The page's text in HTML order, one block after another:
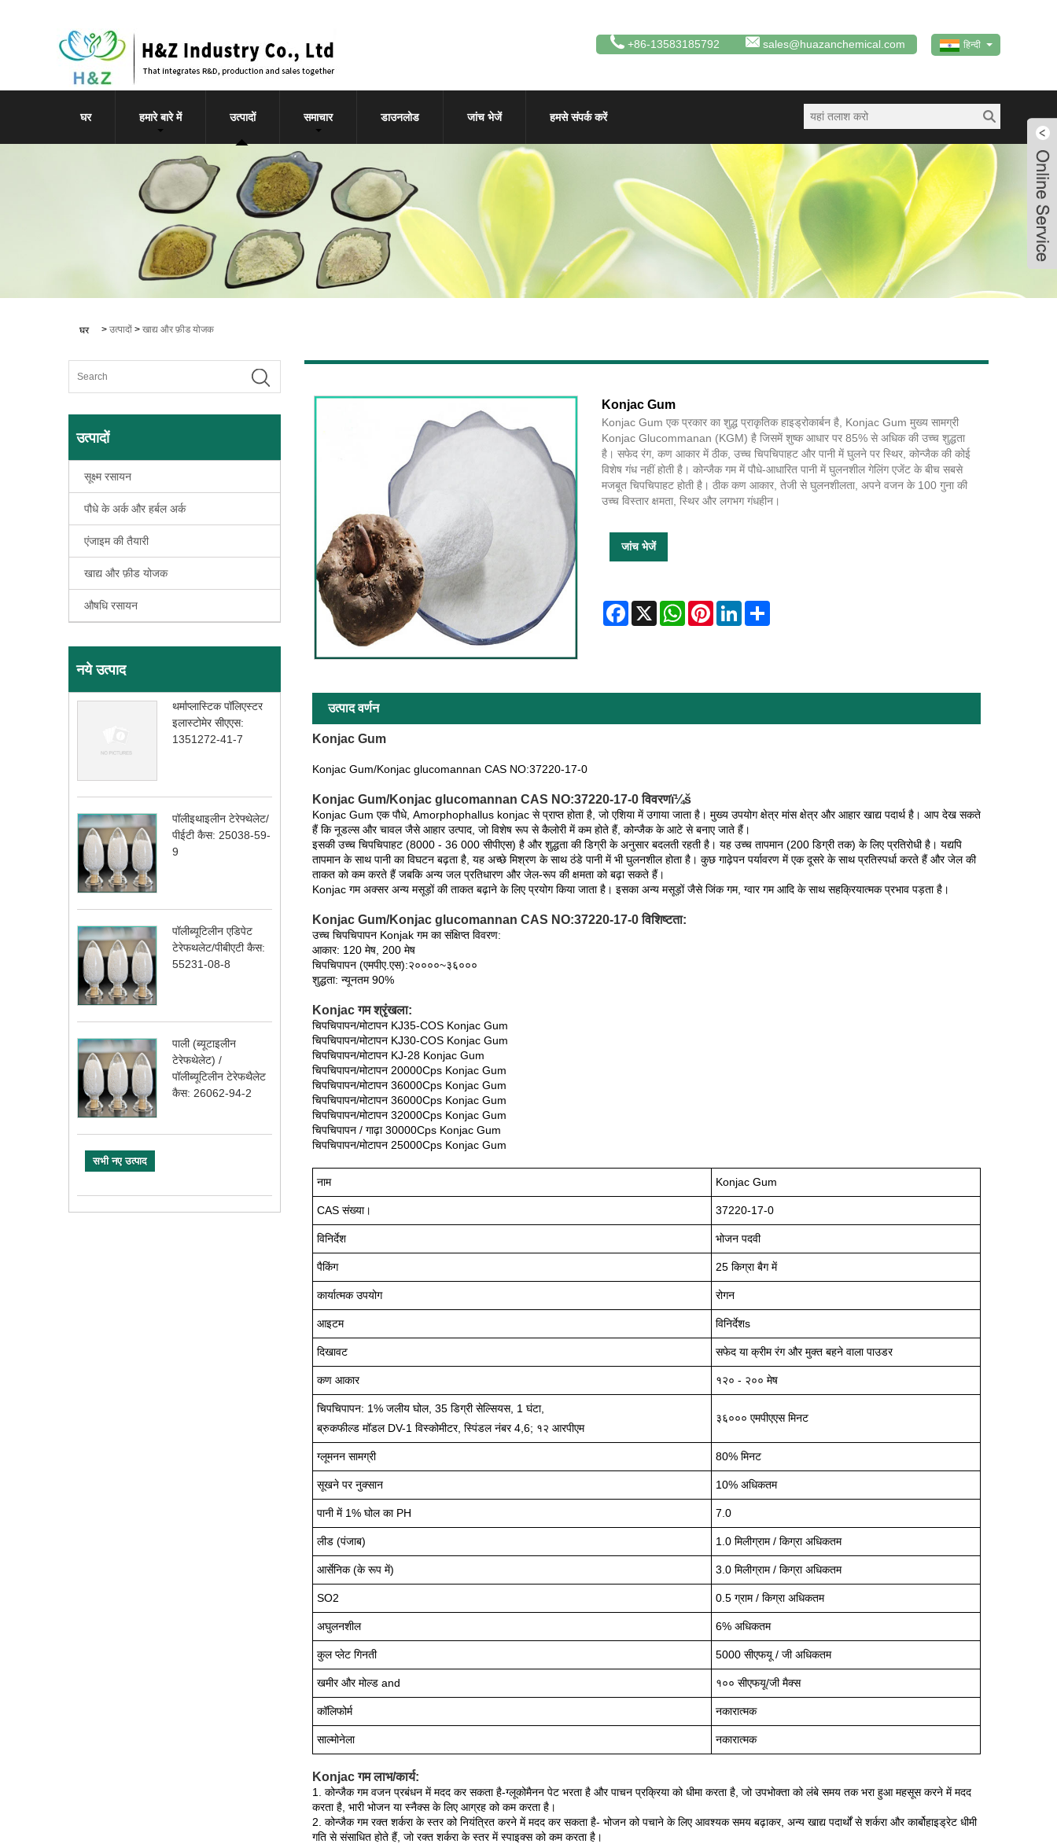
हिन्दी
+86-13583185792 sales@huazanchemical.com
घर हमारे बारे में उत्पादों समाचार डाउनलोड जांच भेजें हमसे संपर्क करें
घर > उत्पादों > खाद्य और फ़ीड योजक
उत्पादों
सूक्ष्म रसायन
पौधे के अर्क और हर्बल अर्क
एंजाइम की तैयारी
खाद्य और फ़ीड योजक
औषधि रसायन
नये उत्पाद
थर्माप्लास्टिक पॉलिएस्टर
इलास्टोमेर सीएएस:
1351272-41-7
पॉलीइथाइलीन टेरेफ्थेलेट/
पीईटी कैस: 25038-59-
9
पॉलीब्यूटिलीन एडिपेट
टेरेफथलेट/पीबीएटी कैस:
55231-08-8
पाली (ब्यूटाइलीन
टेरेफथेलेट) /
पॉलीब्यूटिलीन टेरेफथैलेट
कैस: 26062-94-2
सभी नए उत्पाद
Konjac Gum
Konjac Gum एक प्रकार का शुद्ध प्राकृतिक हाइड्रोकार्बन है, Konjac Gum मुख्य सामग्री
Konjac Glucommanan (KGM) है जिसमें शुष्क आधार पर 85% से अधिक की उच्च शुद्धता
है। सफेद रंग, कण आकार में ठीक, उच्च चिपचिपाहट और पानी में घुलने पर स्थिर, कोन्जैक की कोई
विशेष गंध नहीं होती है। कोन्जैक गम में पौधे-आधारित पानी में घुलनशील गेलिंग एजेंट के बीच सबसे
मजबूत चिपचिपाहट होती है। ठीक कण आकार, तेजी से घुलनशीलता, अपने वजन के 100 गुना की
उच्च विस्तार क्षमता, स्थिर और लगभग गंधहीन।
जांच भेजें
Facebook
X WhatsAppPinterestLinkedInShare
उत्पाद वर्णन
Konjac Gum
Konjac Gum/Konjac glucomannan CAS NO:37220-17-0
Konjac Gum/Konjac glucomannan CAS NO:37220-17-0 विवरणï¼š
Konjac Gum एक पौधे, Amorphophallus konjac से प्राप्त होता है, जो एशिया में उगाया जाता है। मुख्य उपयोग क्षेत्र मांस क्षेत्र और आहार खाद्य पदार्थ है। आप देख सकते
हैं कि नूडल्स और चावल जैसे आहार उत्पाद, जो विशेष रूप से कैलोरी में कम होते हैं, कोन्जैक के आटे से बनाए जाते हैं।
इसकी उच्च चिपचिपाहट (8000 - 36 000 सीपीएस) है और शुद्धता की डिग्री के अनुसार बदलती रहती है। यह उच्च तापमान (200 डिग्री तक) के लिए प्रतिरोधी है। यद्यपि
तापमान के साथ पानी का विघटन बढ़ता है, यह अच्छे मिश्रण के साथ ठंडे पानी में भी घुलनशील होता है। कुछ गाढ़ेपन पर्यावरण में एक दूसरे के साथ प्रतिस्पर्धा करते हैं और जेल की
ताकत को कम करते हैं जबकि अन्य जल प्रतिधारण और जेल-रूप की क्षमता को बढ़ा सकते हैं।
Konjac गम अक्सर अन्य मसूड़ों की ताकत बढ़ाने के लिए प्रयोग किया जाता है। इसका अन्य मसूड़ों जैसे जिंक गम, ग्वार गम आदि के साथ सहक्रियात्मक प्रभाव पड़ता है।
Konjac Gum/Konjac glucomannan CAS NO:37220-17-0 विशिष्टता:
उच्च चिपचिपापन Konjak गम का संक्षिप्त विवरण:
आकार: 120 मेष, 200 मेष
चिपचिपापन (एमपीए.एस):२००००~३६०००
शुद्धता: न्यूनतम 90%
Konjac गम श्रृंखला:
चिपचिपापन/मोटापन KJ35-COS Konjac Gum
चिपचिपापन/मोटापन KJ30-COS Konjac Gum
चिपचिपापन/मोटापन KJ-28 Konjac Gum
चिपचिपापन/मोटापन 20000Cps Konjac Gum
चिपचिपापन/मोटापन 36000Cps Konjac Gum
चिपचिपापन/मोटापन 36000Cps Konjac Gum
चिपचिपापन/मोटापन 32000Cps Konjac Gum
चिपचिपापन / गाढ़ा 30000Cps Konjac Gum
चिपचिपापन/मोटापन 25000Cps Konjac Gum
नाम Konjac Gum
CAS संख्या। 37220-17-0
विनिर्देश भोजन पदवी
पैकिंग 25 किग्रा बैग में
कार्यात्मक उपयोग रोगन
आइटम विनिर्देशs
दिखावट सफेद या क्रीम रंग और मुक्त बहने वाला पाउडर
कण आकार १२० - २०० मेष
चिपचिपापन: 1% जलीय घोल, 35 डिग्री सेल्सियस, 1 घंटा,
ब्रुकफील्ड मॉडल DV-1 विस्कोमीटर, स्पिंडल नंबर 4,6; १२ आरपीएम
३६००० एमपीएएस मिनट
ग्लूमनन सामग्री 80% मिनट
सूखने पर नुक्सान 10% अधिकतम
पानी में 1% घोल का PH 7.0
लीड (पंजाब) 1.0 मिलीग्राम / किग्रा अधिकतम
आर्सेनिक (के रूप में) 3.0 मिलीग्राम / किग्रा अधिकतम
SO2 0.5 ग्राम / किग्रा अधिकतम
अघुलनशील 6% अधिकतम
कुल प्लेट गिनती 5000 सीएफयू / जी अधिकतम
खमीर और मोल्ड and १०० सीएफयू/जी मैक्स
कॉलिफोर्म नकारात्मक
साल्मोनेला नकारात्मक
Konjac गम लाभ/कार्य:
1. कोन्जैक गम वजन प्रबंधन में मदद कर सकता है-ग्लूकोमैनन पेट भरता है और पाचन प्रक्रिया को धीमा करता है, जो उपभोक्ता को लंबे समय तक भरा हुआ महसूस करने में मदद
करता है, भारी भोजन या स्नैक्स के लिए आग्रह को कम करता है।
2. कोन्जैक गम रक्त शर्करा के स्तर को नियंत्रित करने में मदद कर सकता है- भोजन को पचाने के लिए आवश्यक समय बढ़ाकर, अन्य खाद्य पदार्थों से शर्करा और कार्बोहाइड्रेट धीमी
गति से संसाधित होते हैं, जो रक्त शर्करा के स्तर में स्पाइक्स को कम करता है।